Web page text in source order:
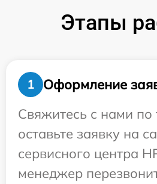
Этапы
1
Оформление
Свяжитесь с нами
оставьте заявку на
сервисного центра
менеджер